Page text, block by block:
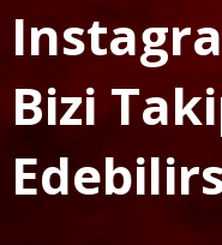
Bizi